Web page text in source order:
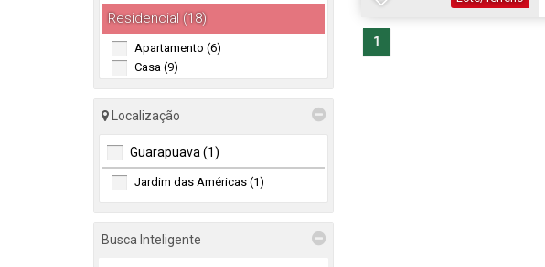
Residencial (18)
Apartamento (6)
Casa (9)
Lote/Terreno (1)
Localização
Guarapuava (1)
Jardim das Américas (1)
Busca Inteligente
1